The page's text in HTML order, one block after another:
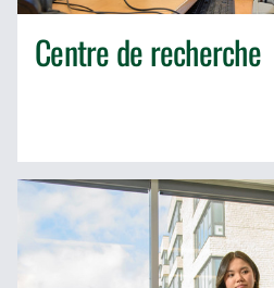
Centre de recherche